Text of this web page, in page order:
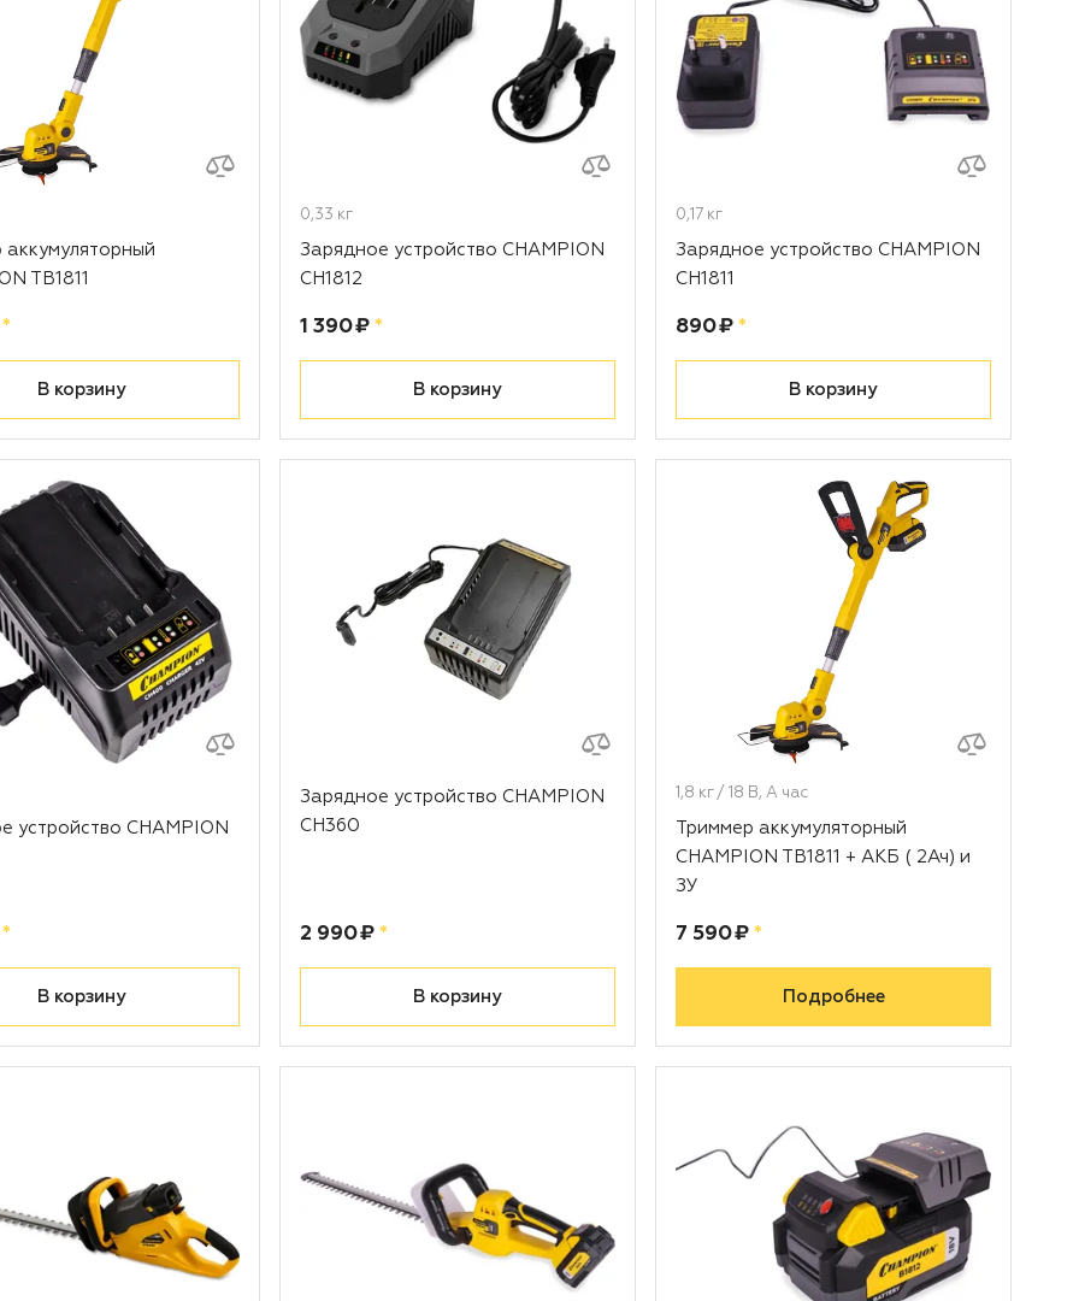
аккумуляторный
TB1811
рублей
*
В корзину
0,33 кг
Зарядное устройство CHAMPION
CH1812
Цена:
1 390 ₽ рублей
*
В корзину
0,17 кг
Зарядное устройство CHAMPION
CH1811
Цена:
890 ₽ рублей
*
В корзину
устройство CHAMPION
рублей
*
В корзину
Зарядное устройство CHAMPION
CH360
Цена:
2 990 ₽ рублей
*
В корзину
1,8 кг / 18 В, А час
Триммер аккумуляторный
CHAMPION TB1811 + АКБ ( 2Ач) и
ЗУ
Цена:
7 590 ₽ рублей
*
Подробнее